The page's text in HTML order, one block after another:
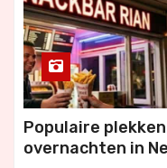
Populaire
overnachten in